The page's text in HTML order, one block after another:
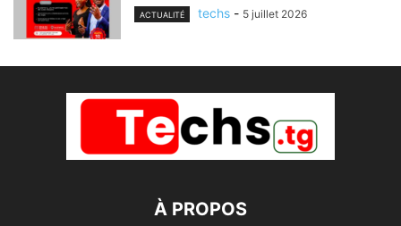
ACTUALITÉ techs - 5 juillet 2026
À PROPOS